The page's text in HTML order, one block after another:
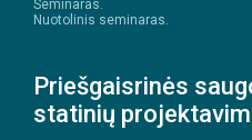
Seminaras.
Nuotolinis seminaras.
Priešgaisrinės
statinių